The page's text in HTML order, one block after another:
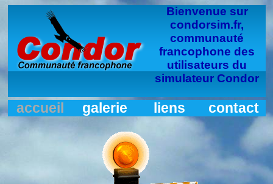
Bienvenue sur
condorsim.fr,
communauté
francophone des
utilisateurs du
simulateur Condor
accueil galerie liens contact